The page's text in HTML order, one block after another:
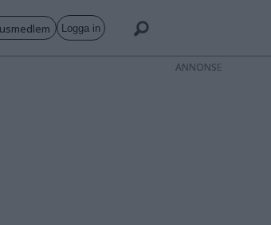
Logga in
ANNONS